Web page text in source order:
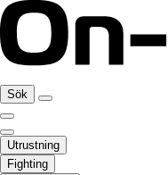
Sök
Utrustning
Fighting